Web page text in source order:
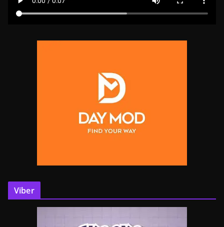
Viber